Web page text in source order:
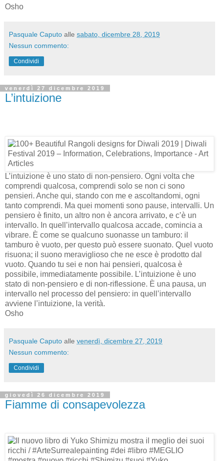
Osho
Pasquale Caputo alle sabato, dicembre 28, 2019
Nessun commento:
Condividi
venerdì 27 dicembre 2019
L’intuizione
L’intuizione è uno stato di non-pensiero. Ogni volta che
comprendi qualcosa, comprendi solo se non ci sono
pensieri. Anche qui, stando con me e ascoltandomi, ogni
tanto comprendi. Ma quei momenti sono pause, intervalli. Un
pensiero è finito, un altro non è ancora arrivato, e c’è un
intervallo. In quell’intervallo qualcosa accade, comincia a
vibrare. È come se qualcuno suonasse un tamburo: il
tamburo è vuoto, per questo può essere suonato. Quel vuoto
risuona; il suono meraviglioso che ne esce è prodotto dal
vuoto. Quando tu sei e non hai pensieri, qualcosa è
possibile, immediatamente possibile. L’intuizione è uno
stato di non-pensiero e di non-riflessione. È una pausa, un
intervallo nel processo del pensiero: in quell’intervallo
avviene l’intuizione, la verità.
Osho
Pasquale Caputo alle venerdì, dicembre 27, 2019
Nessun commento:
Condividi
giovedì 26 dicembre 2019
Fiamme di consapevolezza